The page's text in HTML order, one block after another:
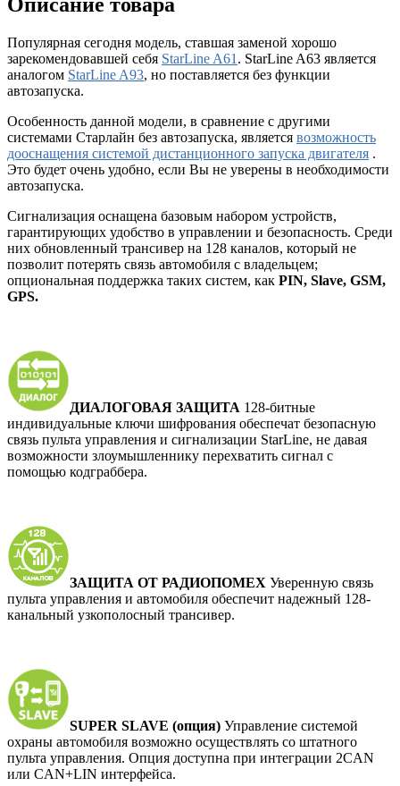
Популярная сегодня модель, ставшая заменой хорошо
зарекомендовавшей себя StarLine A61 . StarLine A63 является
аналогом StarLine A93, но поставляется без функции
автозапуска.
Особенность данной модели, в сравнение с другими
системами Старлайн без автозапуска, является возможность
дооснащения системой дистанционного запуска двигателя .
Это будет очень удобно, если Вы не уверены в необходимости
автозапуска.
Сигнализация оснащена базовым набором устройств,
гарантирующих удобство в управлении и безопасность. Среди
них обновленный трансивер на 128 каналов, который не
позволит потерять связь автомобиля с владельцем;
опциональная поддержка таких систем, как PIN, Slave, GSM,
GPS.
ДИАЛОГОВАЯ ЗАЩИТА 128-битные
индивидуальные ключи шифрования обеспечат безопасную
связь пульта управления и сигнализации StarLine, не давая
возможности злоумышленнику перехватить сигнал с
помощью кодграббера.
ЗАЩИТА ОТ РАДИОПОМЕХ Уверенную связь
пульта управления и автомобиля обеспечит надежный 128-
канальный узкополосный трансивер.
SUPER SLAVE (опция) Управление системой
охраны автомобиля возможно осуществлять со штатного
пульта управления. Опция доступна при интеграции 2CAN
или CAN+LIN интерфейса.